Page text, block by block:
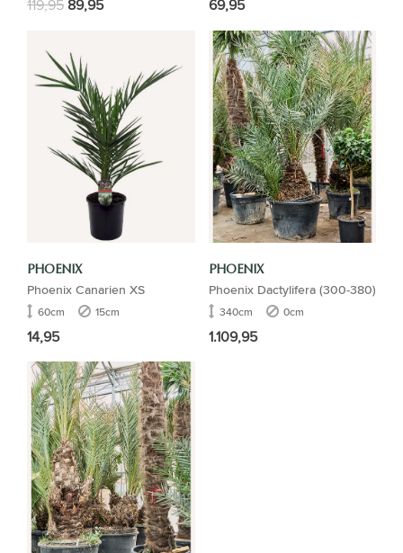
119,95 89,95 69,95
PHOENIX
Phoenix Canarien XS
60cm 15cm
14,95
PHOENIX
Phoenix Dactylifera (300-380)
340cm 0cm
1.109,95